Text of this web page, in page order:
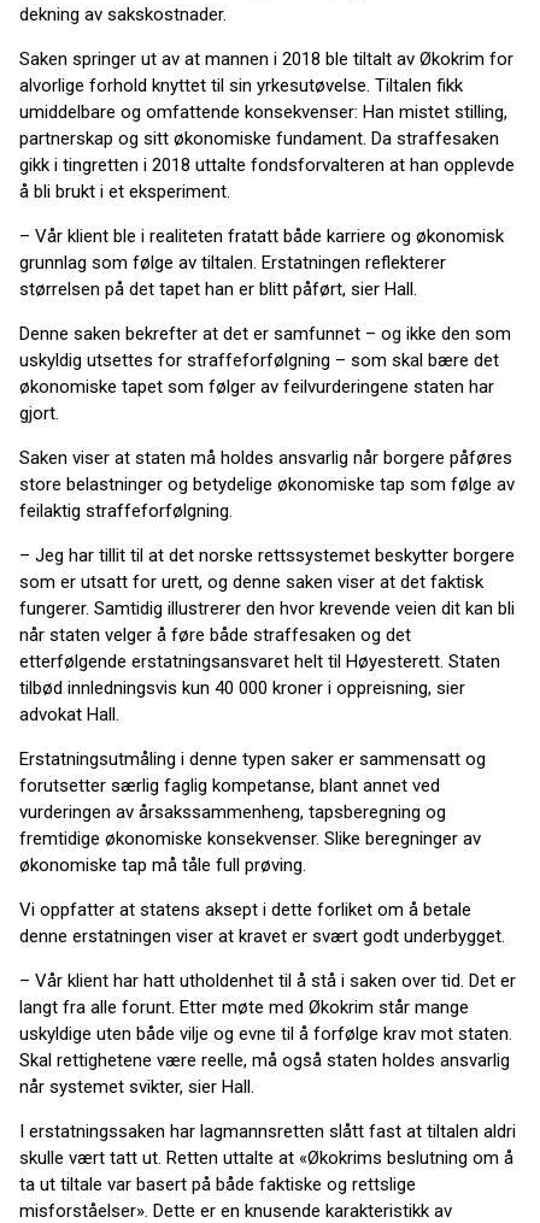
dekning av sakskostnader.
Saken springer ut av at mannen i 2018 ble tiltalt av Økokrim for
alvorlige forhold knyttet til sin yrkesutøvelse. Tiltalen fikk
umiddelbare og omfattende konsekvenser: Han mistet stilling,
partnerskap og sitt økonomiske fundament. Da straffesaken
gikk i tingretten i 2018 uttalte fondsforvalteren at han opplevde
å bli brukt i et eksperiment.
– Vår klient ble i realiteten fratatt både karriere og økonomisk
grunnlag som følge av tiltalen. Erstatningen reflekterer
størrelsen på det tapet han er blitt påført, sier Hall.
Denne saken bekrefter at det er samfunnet – og ikke den som
uskyldig utsettes for straffeforfølgning – som skal bære det
økonomiske tapet som følger av feilvurderingene staten har
gjort.
Saken viser at staten må holdes ansvarlig når borgere påføres
store belastninger og betydelige økonomiske tap som følge av
feilaktig straffeforfølgning.
– Jeg har tillit til at det norske rettssystemet beskytter borgere
som er utsatt for urett, og denne saken viser at det faktisk
fungerer. Samtidig illustrerer den hvor krevende veien dit kan bli
når staten velger å føre både straffesaken og det
etterfølgende erstatningsansvaret helt til Høyesterett. Staten
tilbød innledningsvis kun 40 000 kroner i oppreisning, sier
advokat Hall.
Erstatningsutmåling i denne typen saker er sammensatt og
forutsetter særlig faglig kompetanse, blant annet ved
vurderingen av årsakssammenheng, tapsberegning og
fremtidige økonomiske konsekvenser. Slike beregninger av
økonomiske tap må tåle full prøving.
Vi oppfatter at statens aksept i dette forliket om å betale
denne erstatningen viser at kravet er svært godt underbygget.
– Vår klient har hatt utholdenhet til å stå i saken over tid. Det er
langt fra alle forunt. Etter møte med Økokrim står mange
uskyldige uten både vilje og evne til å forfølge krav mot staten.
Skal rettighetene være reelle, må også staten holdes ansvarlig
når systemet svikter, sier Hall.
I erstatningssaken har lagmannsretten slått fast at tiltalen aldri
skulle vært tatt ut. Retten uttalte at «Økokrims beslutning om å
ta ut tiltale var basert på både faktiske og rettslige
misforståelser». Dette er en knusende karakteristikk av